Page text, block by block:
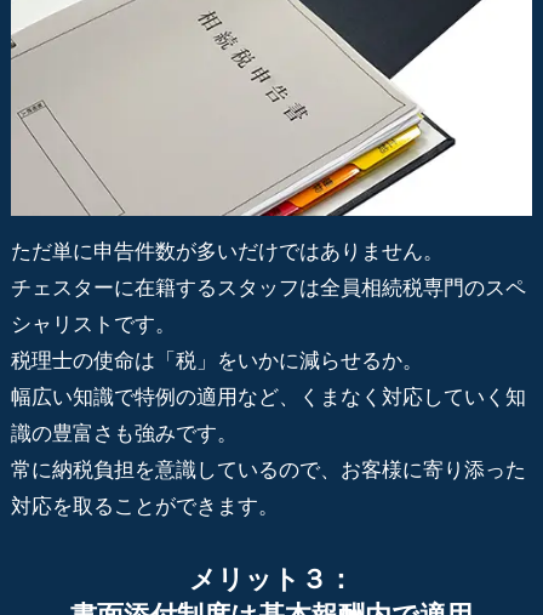
ただ単に申告件数が多いだけではありません。
チェスターに在籍するスタッフは全員相続税専門のスペ
シャリストです。
税理士の使命は「税」をいかに減らせるか。
幅広い知識で特例の適用など、くまなく対応していく知
識の豊富さも強みです。
常に納税負担を意識しているので、お客様に寄り添った
対応を取ることができます。
メリット３：